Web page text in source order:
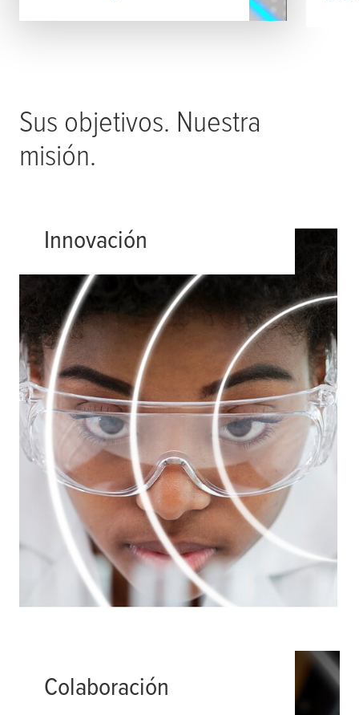
Sus objetivos. Nuestra
misión.
Innovación
Cada reto tiene una solución; solo
hace falta creatividad. Somos
apasionados de la innovación. Desde
nuevos materiales hasta nuevos
diseños y aplicaciones, siempre
estamos pensando en nuevas formas
de satisfacer las necesidades de
nuestros clientes.
Leer más
Colaboración